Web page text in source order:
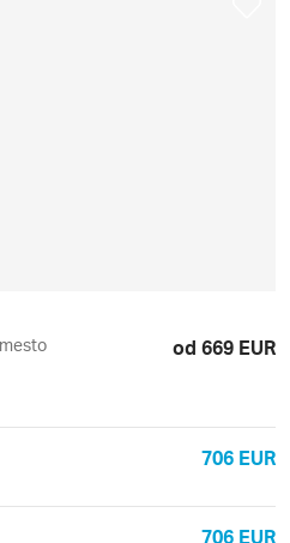
od 669 EUR
706 EUR
706 EUR